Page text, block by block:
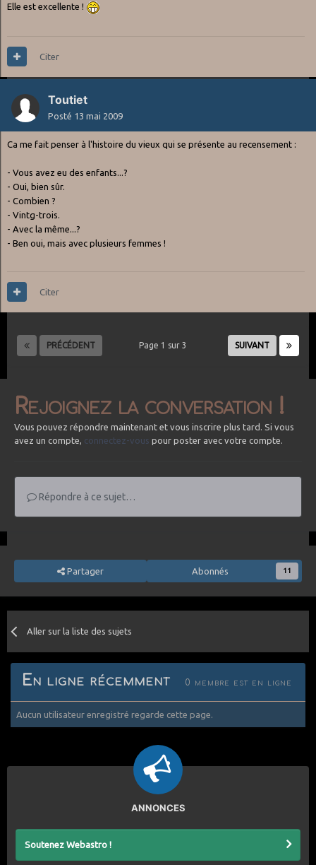
Elle est excellente !
Citer
Toutiet
Posté 13 mai 2009
Ca me fait penser à l'histoire du vieux qui se présente au recensement :
- Vous avez eu des enfants...?
- Oui, bien sûr.
- Combien ?
- Vintg-trois.
- Avec la même...?
- Ben oui, mais avec plusieurs femmes !
Citer
PRÉCÉDENT SUIVANT
Page 1 sur 3
Rejoignez la conversation !
Vous pouvez répondre maintenant et vous inscrire plus tard. Si vous
avez un compte, connectez-vous pour poster avec votre compte.
Répondre à ce sujet…
Partager Abonnés 11
Aller sur la liste des sujets
En ligne récemment 0 membre est en ligne
Aucun utilisateur enregistré regarde cette page.
ANNONCES
Soutenez Webastro !